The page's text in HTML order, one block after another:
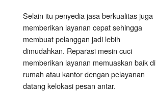
Selain itu penyedia jasa berkualitas juga
memberikan layanan cepat sehingga
membuat pelanggan jadi lebih
dimudahkan. Reparasi mesin cuci
memberikan layanan memuaskan baik di
rumah atau kantor dengan pelayanan
datang kelokasi pesan antar.